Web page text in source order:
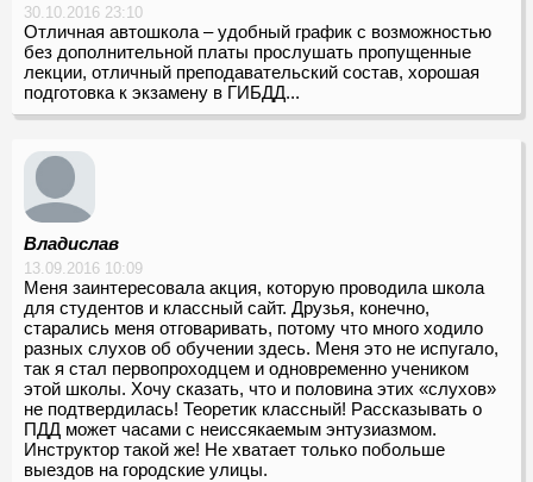
30.10.2016 23:10
Отличная автошкола – удобный график с возможностью
без дополнительной платы прослушать пропущенные
лекции, отличный преподавательский состав, хорошая
подготовка к экзамену в ГИБДД...
Владислав
13.09.2016 10:09
Меня заинтересовала акция, которую проводила школа
для студентов и классный сайт. Друзья, конечно,
старались меня отговаривать, потому что много ходило
разных слухов об обучении здесь. Меня это не испугало,
так я стал первопроходцем и одновременно учеником
этой школы. Хочу сказать, что и половина этих «слухов»
не подтвердилась! Теоретик классный! Рассказывать о
ПДД может часами с неиссякаемым энтузиазмом.
Инструктор такой же! Не хватает только побольше
выездов на городские улицы.